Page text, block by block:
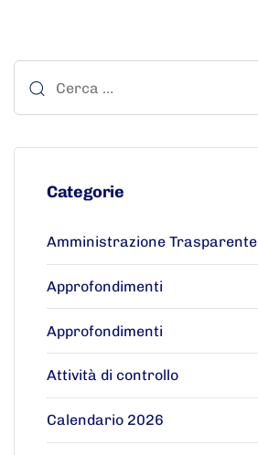
Categorie
Amministrazione Trasparente
Approfondimenti
Approfondimenti
Attività di controllo
Calendario 2026